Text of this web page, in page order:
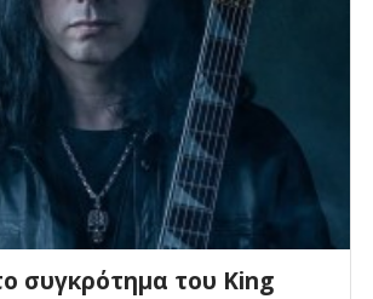
συγκρότημα του King